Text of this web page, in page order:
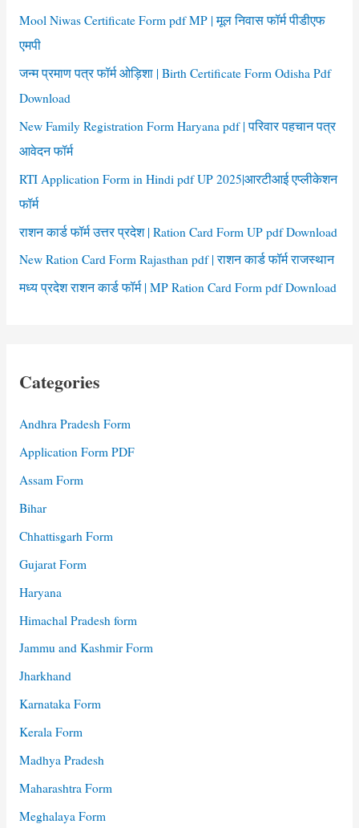
f
o
:
Mool Niwas Certificate Form pdf MP | मूल निवास फॉर्म पीडीएफ
एमपी
जन्म प्रमाण पत्र फॉर्म ओड़िशा | Birth Certificate Form Odisha Pdf
Download
New Family Registration Form Haryana pdf | परिवार पहचान पत्र
आवेदन फॉर्म
RTI Application Form in Hindi pdf UP 2025|आरटीआई एप्लीकेशन
फॉर्म
राशन कार्ड फॉर्म उत्तर प्रदेश | Ration Card Form UP pdf Download
New Ration Card Form Rajasthan pdf | राशन कार्ड फॉर्म राजस्थान
मध्य प्रदेश राशन कार्ड फॉर्म | MP Ration Card Form pdf Download
Categories
Andhra Pradesh Form
Application Form PDF
Assam Form
Bihar
Chhattisgarh Form
Gujarat Form
Haryana
Himachal Pradesh form
Jammu and Kashmir Form
Jharkhand
Karnataka Form
Kerala Form
Madhya Pradesh
Maharashtra Form
Meghalaya Form